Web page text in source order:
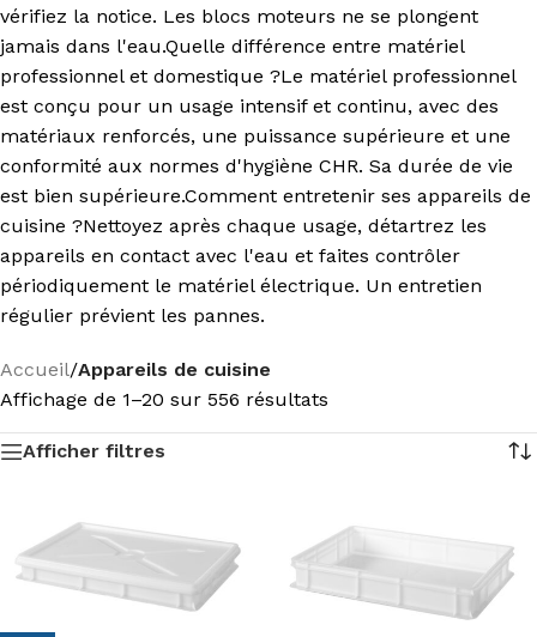
vérifiez la notice. Les blocs moteurs ne se plongent
jamais dans l'eau.Quelle différence entre matériel
professionnel et domestique ?Le matériel professionnel
est conçu pour un usage intensif et continu, avec des
matériaux renforcés, une puissance supérieure et une
conformité aux normes d'hygiène CHR. Sa durée de vie
est bien supérieure.Comment entretenir ses appareils de
cuisine ?Nettoyez après chaque usage, détartrez les
appareils en contact avec l'eau et faites contrôler
périodiquement le matériel électrique. Un entretien
régulier prévient les pannes.
Accueil/Appareils de cuisine
Affichage de 1–20 sur 556 résultats
Afficher filtres